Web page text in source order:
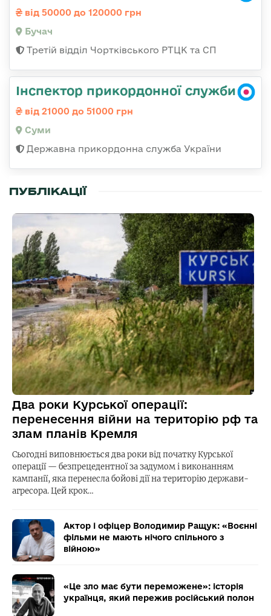
від 50000 до 120000 грн
Бучач
Третій відділ Чортківського РТЦК та СП
Інспектор прикордонної служби
від 21000 до 51000 грн
Суми
Державна прикордонна служба України
ПУБЛІКАЦІЇ
Два роки Курської операції:
перенесення війни на територію рф та
злам планів Кремля
Сьогодні виповнюється два роки від початку Курської
операції — безпрецедентної за задумом і виконанням
кампанії, яка перенесла бойові дії на територію держави-
агресора. Цей крок…
Актор і офіцер Володимир Ращук: «Воєнні
фільми не мають нічого спільного з
війною»
«Це зло має бути переможене»: історія
українця, який пережив російський полон